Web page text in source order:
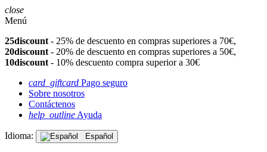
close
Menú
25discount - 25% de descuento en compras superiores a 70€,
20discount - 20% de descuento en compras superiores a 50€,
10discount - 10% descuento compra superior a 30€
card_giftcard Pago seguro
Sobre nosotros
Contáctenos
help_outline Ayuda
Idioma: Español